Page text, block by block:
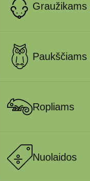
Graužikams
Paukščiams
Ropliams
Nuolaidos